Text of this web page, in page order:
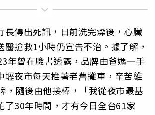
長傳出死訊，日前洗完澡後，心臟
醫搶救1小時仍宣告不治。據了解，
年曾在臉書透露，品牌由爸媽一手
壢夜市每天推著老舊攤車，辛苦維
，隨後由他接棒，「我從夜市最基
了30年時間，才有今日全台61家